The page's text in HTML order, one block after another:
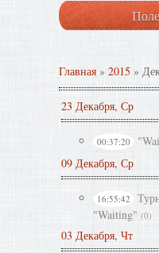
Главная » 2015 »
23 Декабря, Ср
00:37:20
09 Декабря, Ср
16:55:42
"Waiting" (0)
03 Декабря, Чт